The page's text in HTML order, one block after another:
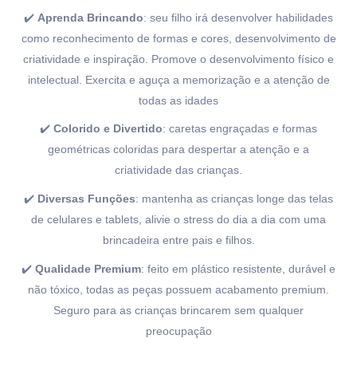
✔️ Aprenda Brincando: seu filho irá desenvolver habilidades
como reconhecimento de formas e cores, desenvolvimento de
criatividade e inspiração. Promove o desenvolvimento físico e
intelectual. Exercita e aguça a memorização e a atenção de
todas as idades
✔️ Colorido e Divertido: caretas engraçadas e formas
geométricas coloridas para despertar a atenção e a
criatividade das crianças.
✔️ Diversas Funções: mantenha as crianças longe das telas
de celulares e tablets, alivie o stress do dia a dia com uma
brincadeira entre pais e filhos.
✔️ Qualidade Premium: feito em plástico resistente, durável e
não tóxico, todas as peças possuem acabamento premium.
Seguro para as crianças brincarem sem qualquer
preocupação